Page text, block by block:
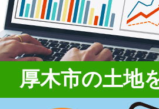
厚木市の土地